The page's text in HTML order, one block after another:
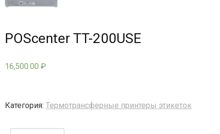
POScenter TT-200USE
16,500.00 ₽
Категория: Термотрансферные принтеры этикеток